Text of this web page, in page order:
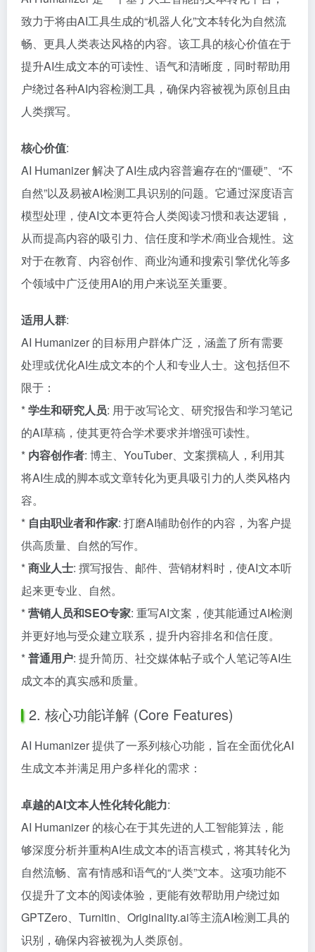
致力于将由AI工具生成的“机器人化”文本转化为自然流
畅、更具人类表达风格的内容。该工具的核心价值在于
提升AI生成文本的可读性、语气和清晰度，同时帮助用
户绕过各种AI内容检测工具，确保内容被视为原创且由
人类撰写。
核心价值:
AI Humanizer 解决了AI生成内容普遍存在的“僵硬”、“不
自然”以及易被AI检测工具识别的问题。它通过深度语言
模型处理，使AI文本更符合人类阅读习惯和表达逻辑，
从而提高内容的吸引力、信任度和学术/商业合规性。这
对于在教育、内容创作、商业沟通和搜索引擎优化等多
个领域中广泛使用AI的用户来说至关重要。
适用人群:
AI Humanizer 的目标用户群体广泛，涵盖了所有需要
处理或优化AI生成文本的个人和专业人士。这包括但不
限于：
*学生和研究人员: 用于改写论文、研究报告和学习笔记
的AI草稿，使其更符合学术要求并增强可读性。
* 内容创作者: 博主、YouTuber、文案撰稿人，利用其
将AI生成的脚本或文章转化为更具吸引力的人类风格内
容。
* 自由职业者和作家: 打磨AI辅助创作的内容，为客户提
供高质量、自然的写作。
*商业人士: 撰写报告、邮件、营销材料时，使AI文本听
起来更专业、自然。
*营销人员和SEO专家: 重写AI文案，使其能通过AI检测
并更好地与受众建立联系，提升内容排名和信任度。
*普通用户: 提升简历、社交媒体帖子或个人笔记等AI生
成文本的真实感和质量。
2. 核心功能详解 (Core Features)
AI Humanizer 提供了一系列核心功能，旨在全面优化AI
生成文本并满足用户多样化的需求：
卓越的AI文本人性化转化能力:
AI Humanizer 的核心在于其先进的人工智能算法，能
够深度分析并重构AI生成文本的语言模式，将其转化为
自然流畅、富有情感和语气的“人类”文本。这项功能不
仅提升了文本的阅读体验，更能有效帮助用户绕过如
GPTZero、Turnitin、Originality.ai等主流AI检测工具的
识别，确保内容被视为人类原创。